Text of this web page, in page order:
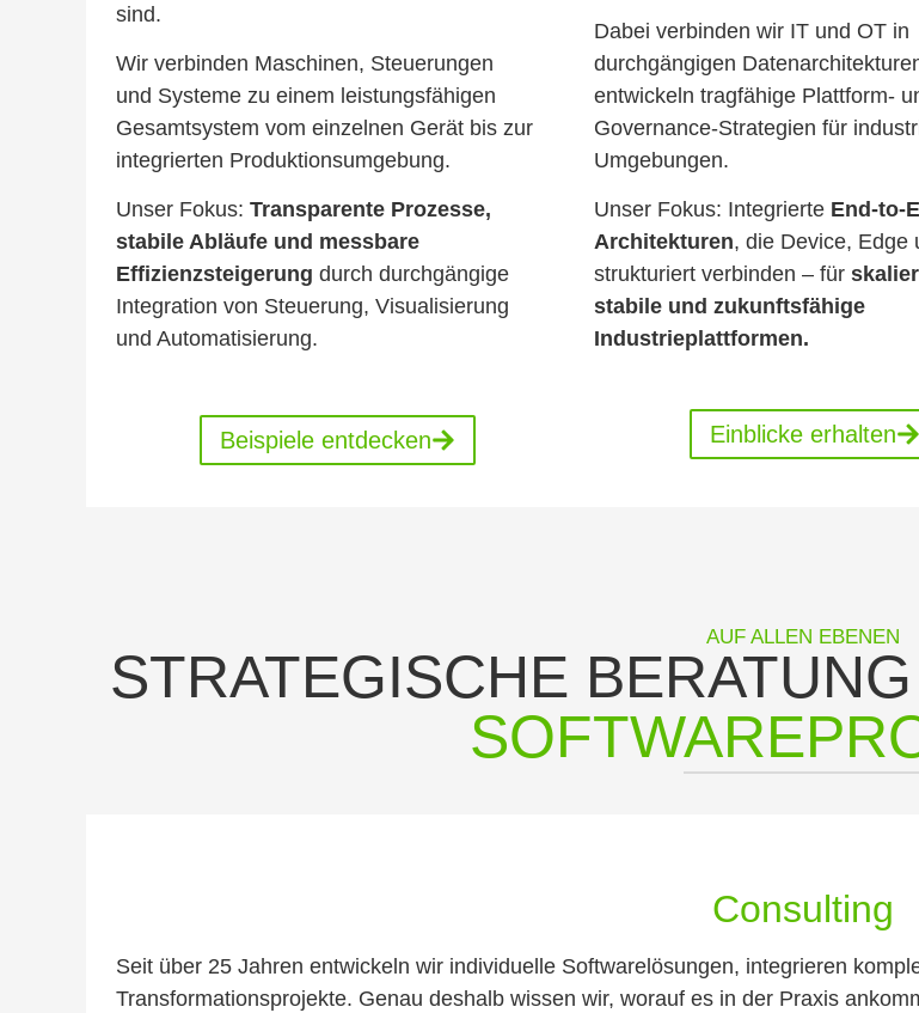
sind.
Wir verbinden Maschinen, Steuerungen
und Systeme zu einem leistungsfähigen
Gesamtsystem vom einzelnen Gerät bis zur
integrierten Produktionsumgebung.
Unser Fokus: Transparente Prozesse,
stabile Abläufe und messbare
Effizienzsteigerung durch durchgängige
Integration von Steuerung, Visualisierung
und Automatisierung.
Beispiele entdecken
Dabei verbinden wir IT und OT in
durchgängigen
entwickeln tragfähige Plattform-
Governance-Strategien für
Umgebungen.
Unser Fokus: Integrierte End-to-
Architekturen, die Device, Edge
strukturiert verbinden – für
stabile und zukunftsfähige
Industrieplattformen.
Einblicke erhalten
AUF ALLEN EBENEN
STRATEGISCHE BERATUNG
Consulting
Seit über 25 Jahren entwickeln wir individuelle Softwarelösungen, integrieren
Transformationsprojekte. Genau deshalb wissen wir, worauf es in der Praxis